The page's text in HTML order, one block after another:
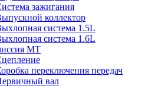
зажигания
коллектор
система 1.5L
система 1.6L
МТ
переключения передач
вал